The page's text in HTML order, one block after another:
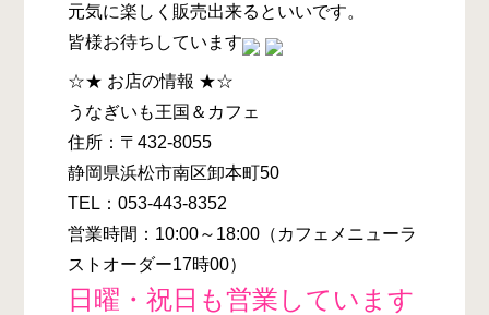
元気に楽しく販売出来るといいです。
皆様お待ちしています
☆★ お店の情報 ★☆
うなぎいも王国＆カフェ
住所：〒432-8055
静岡県浜松市南区卸本町50
TEL：053-443-8352
営業時間：10:00～18:00（カフェメニューラ
ストオーダー17時00）
日曜・祝日も営業しています